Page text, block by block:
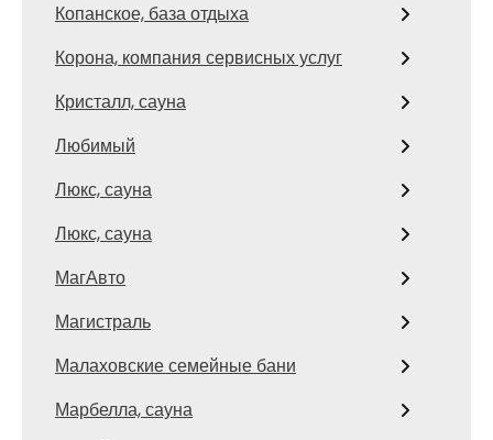
Копанское, база отдыха
Корона, компания сервисных услуг
Кристалл, сауна
Любимый
Люкс, сауна
Люкс, сауна
МагАвто
Магистраль
Малаховские семейные бани
Марбелла, сауна